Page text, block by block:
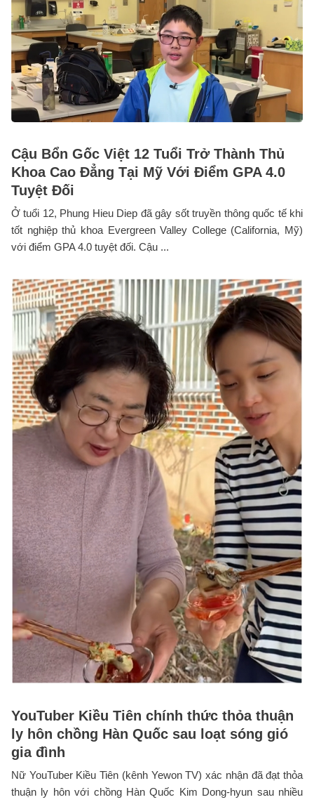
Cậu Bổn Gốc Việt 12 Tuổi Trở Thành Thủ
Khoa Cao Đẳng Tại Mỹ Với Điểm GPA 4.0
Tuyệt Đối
Ở tuổi 12, Phung Hieu Diep đã gây sốt truyền thông quốc tế khi
tốt nghiệp thủ khoa Evergreen Valley College (California, Mỹ)
với điểm GPA 4.0 tuyệt đối. Cậu ...
YouTuber Kiều Tiên chính thức thỏa thuận
ly hôn chồng Hàn Quốc sau loạt sóng gió
gia đình
Nữ YouTuber Kiều Tiên (kênh Yewon TV) xác nhận đã đạt thỏa
thuận ly hôn với chồng Hàn Quốc Kim Dong-hyun sau nhiều